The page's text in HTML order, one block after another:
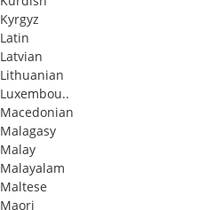
Kyrgyz
Latin
Latvian
Lithuanian
Luxembou..
Macedonian
Malagasy
Malay
Malayalam
Maltese
Maori